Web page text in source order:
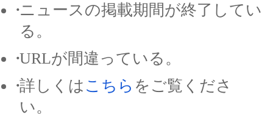
ニュースの掲載期間が終了してい
る。
URLが間違っている。
詳しくは こちら をご覧くださ
い。